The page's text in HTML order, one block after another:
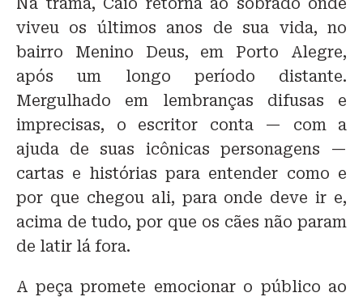
viveu os últimos anos de sua vida, no
bairro Menino Deus, em Porto Alegre,
após um longo período distante.
Mergulhado em lembranças difusas e
imprecisas, o escritor conta — com a
ajuda de suas icônicas personagens —
cartas e histórias para entender como e
por que chegou ali, para onde deve ir e,
acima de tudo, por que os cães não param
de latir lá fora.
A peça promete emocionar o público ao